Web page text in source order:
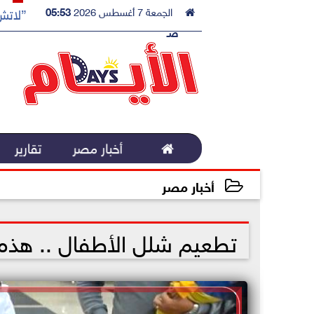
 الجمعة 7 أغسطس 2026
05:53
صـ
 أخبار مصر تقارير
أخبار مصر
تطعيم شلل الأطفال ..